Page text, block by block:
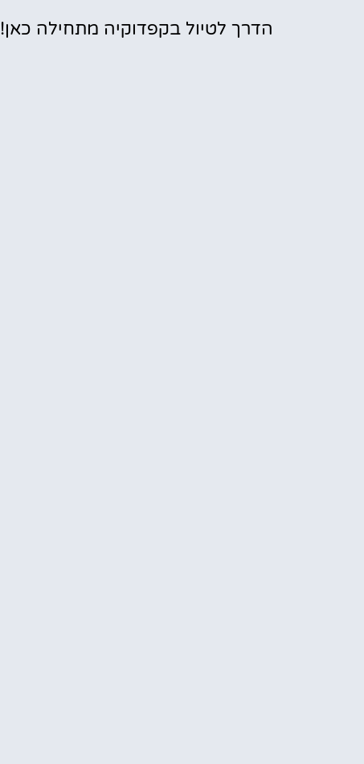
הדרך לטיול בקפדוקיה מתחילה כאן!